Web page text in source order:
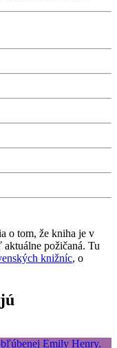
o tom, že kniha je v
požičaná. Tu
knižníc, o